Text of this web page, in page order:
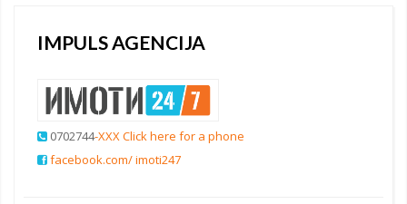
IMPULS AGENCIJA
0702744-XXX Click here for a phone
facebook.com/ imoti247